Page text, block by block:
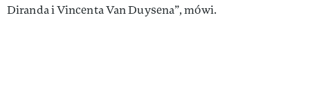
Diranda i Vincenta Van Duysena”, mówi.